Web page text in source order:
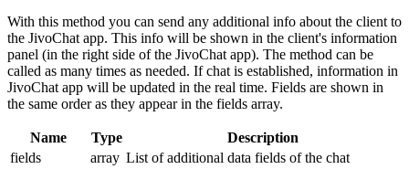
With this method you can send any additional info about the client to
the JivoChat app. This info will be shown in the client's information
panel (in the right side of the JivoChat app). The method can be
called as many times as needed. If chat is established, information in
JivoChat app will be updated in the real time. Fields are shown in
the same order as they appear in the fields array.
Name Type
Description
fields
array List of additional data fields of the chat